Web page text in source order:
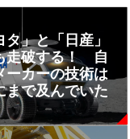
タ」と「日産」
走破する！ 自
ーカーの技術は
まで及んでいた